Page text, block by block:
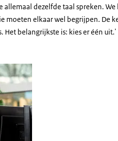
dezelfde taal spreken.
elkaar wel begrijpen. De
Het belangrijkste is: kies er één uit.'